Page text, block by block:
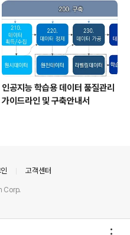
인공지능 학습용 데이터 품질관리
가이드라인 및 구축안내서
고객센터
Corp.